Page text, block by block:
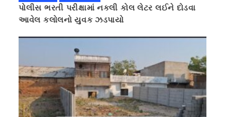
પોલીસ ભરતી પરીક્ષામાં નકલી કોલ લેટર લઈને દોડવા
આવેલ કલોલનો યુવક ઝડપાયો